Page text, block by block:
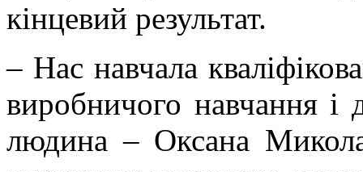
кінцевий результат.
– Нас навчала
виробничого навчання і
людина – Оксана